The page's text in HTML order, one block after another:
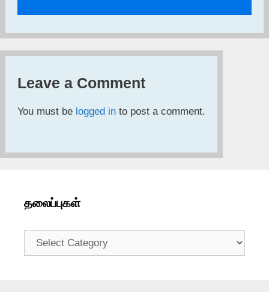
Leave a Comment
You must be logged in to post a comment.
தலைப்புகள்
தலைப்புகள்